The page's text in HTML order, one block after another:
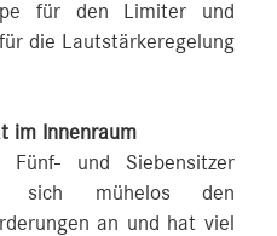
für den Limiter und
die Lautstärkeregelung
im Innenraum
und Siebensitzer
sich mühelos den
an und hat viel